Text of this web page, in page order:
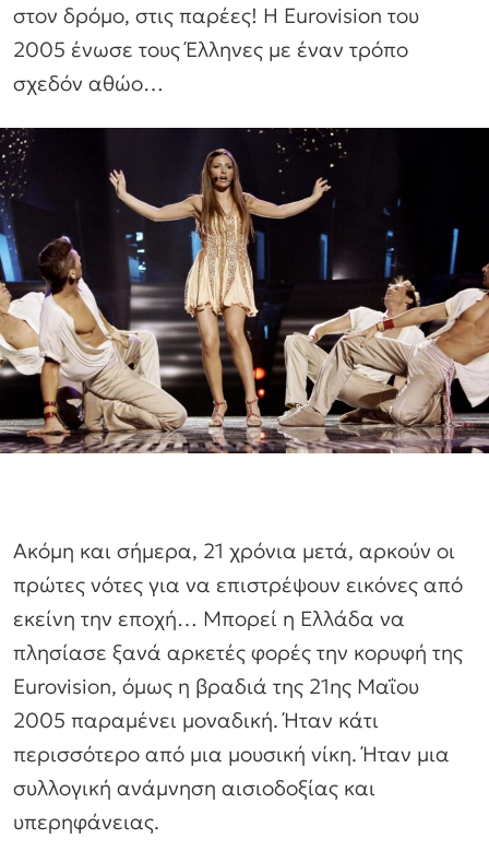
στον δρόμο, στις παρέες! Η Eurovision του
2005 ένωσε τους Έλληνες με έναν τρόπο
σχεδόν αθώο…
Ακόμη και σήμερα, 21 χρόνια μετά, αρκούν οι
πρώτες νότες για να επιστρέψουν εικόνες από
εκείνη την εποχή… Μπορεί η Ελλάδα να
πλησίασε ξανά αρκετές φορές την κορυφή της
Eurovision, όμως η βραδιά της 21ης Μαΐου
2005 παραμένει μοναδική. Ήταν κάτι
περισσότερο από μια μουσική νίκη. Ήταν μια
συλλογική ανάμνηση αισιοδοξίας και
υπερηφάνειας.